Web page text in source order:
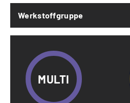
Werkstoffgruppe
MULTI